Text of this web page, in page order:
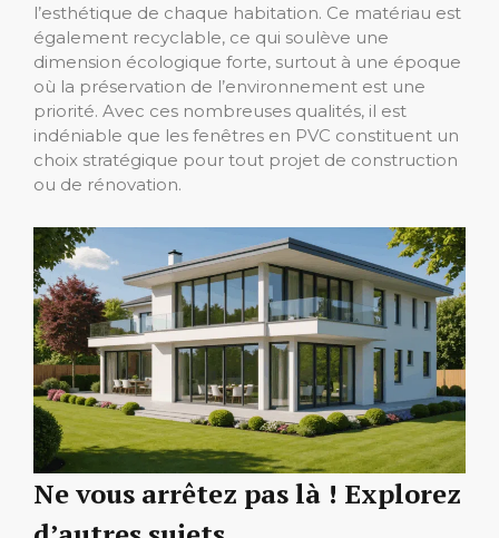
l’esthétique de chaque habitation. Ce matériau est
également recyclable, ce qui soulève une
dimension écologique forte, surtout à une époque
où la préservation de l’environnement est une
priorité. Avec ces nombreuses qualités, il est
indéniable que les fenêtres en PVC constituent un
choix stratégique pour tout projet de construction
ou de rénovation.
Ne vous arrêtez pas là ! Explorez